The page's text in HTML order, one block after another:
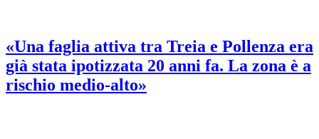
«Una faglia attiva tra Treia e Pollenza era
già stata ipotizzata 20 anni fa. La zona è a
rischio medio-alto»